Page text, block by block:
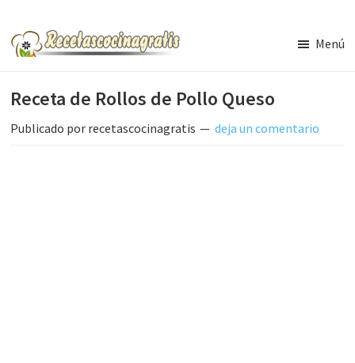
contenido
lateral
principal
Cocina
Menú
Receta de Rollos de Pollo Queso
Publicado por recetascocinagratis deja un comentario